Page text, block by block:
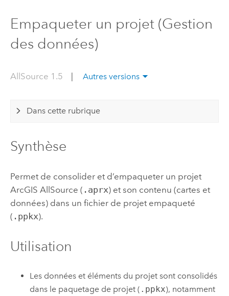
Empaqueter un projet (Gestion
des données)
AllSource 1.5 | Autres versions
Dans cette rubrique
Synthèse
Permet de consolider et d’empaqueter un projet
ArcGIS AllSource ( .aprx) et son contenu (cartes et
données) dans un fichier de projet empaqueté
( .ppkx).
Utilisation
Les données et éléments du projet sont consolidés
dans le paquetage de projet ( .ppkx), notamment